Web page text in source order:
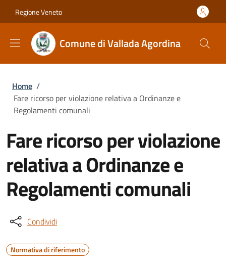
Regione Veneto
Comune di Vallada Agordina
Briciole di pane
Home /
Fare ricorso per violazione relativa a Ordinanze e
Regolamenti comunali
Fare ricorso per violazione
relativa a Ordinanze e
Regolamenti comunali
Condividi
Normativa di riferimento